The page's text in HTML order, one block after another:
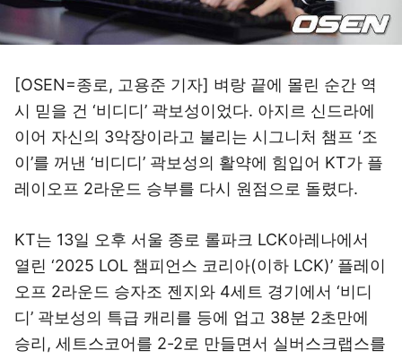
[OSEN=종로, 고용준 기자] 벼랑 끝에 몰린 순간 역
시 믿을 건 ‘비디디’ 곽보성이었다. 아지르 신드라에
이어 자신의 3악장이라고 불리는 시그니처 챔프 ‘조
이’를 꺼낸 ‘비디디’ 곽보성의 활약에 힘입어 KT가 플
레이오프 2라운드 승부를 다시 원점으로 돌렸다.
KT는 13일 오후 서울 종로 롤파크 LCK아레나에서
열린 ‘2025 LOL 챔피언스 코리아(이하 LCK)’ 플레이
오프 2라운드 승자조 젠지와 4세트 경기에서 ‘비디
디’ 곽보성의 특급 캐리를 등에 업고 38분 2초만에
승리, 세트스코어를 2-2로 만들면서 실버스크랩스를